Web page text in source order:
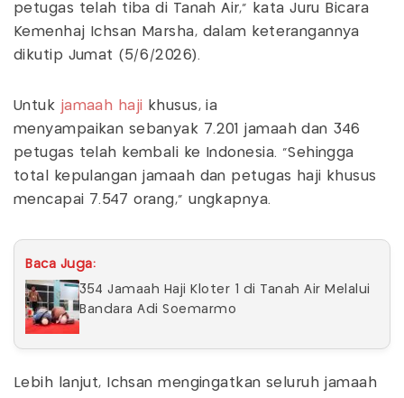
petugas telah tiba di Tanah Air,” kata Juru Bicara
Kemenhaj Ichsan Marsha, dalam keterangannya
dikutip Jumat (5/6/2026).
Untuk jamaah haji khusus, ia
menyampaikan sebanyak 7.201 jamaah dan 346
petugas telah kembali ke Indonesia. “Sehingga
total kepulangan jamaah dan petugas haji khusus
mencapai 7.547 orang,” ungkapnya.
Baca Juga:
354 Jamaah Haji Kloter 1 di Tanah Air Melalui
Bandara Adi Soemarmo
Lebih lanjut, Ichsan mengingatkan seluruh jamaah